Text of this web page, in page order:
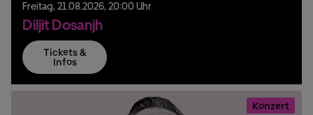
Freitag, 21.08.2026, 20:00 Uhr
Diljit Dosanjh
Tickets &
Infos
Konzert